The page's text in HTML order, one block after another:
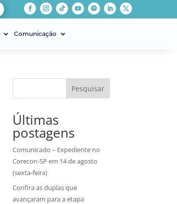
Comunicação
Pesquisar
Últimas
postagens
Comunicado – Expediente no
Corecon-SP em 14 de agosto
(sexta-feira)
Confira as duplas que
avançaram para a etapa